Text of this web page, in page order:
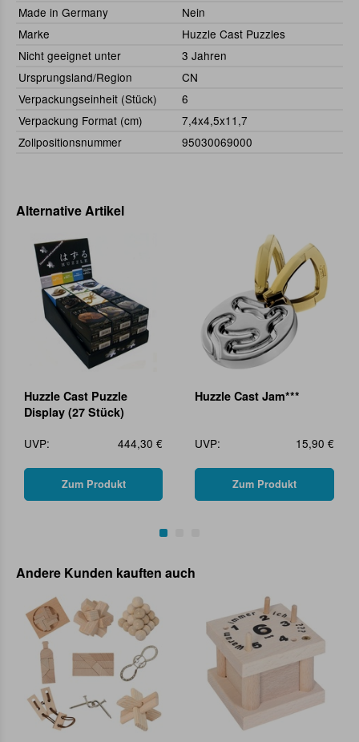
Made in Germany
Nein
Marke
Huzzle Cast Puzzles
Nicht geeignet unter
3 Jahren
Ursprungsland/Region
CN
Verpackungseinheit (Stück)
6
Verpackung Format (cm)
7,4x4,5x11,7
Zollpositionsnummer
95030069000
Alternative Artikel
Huzzle Cast Puzzle
Display (27 Stück)
UVP:
444,30 €
Zum Produkt
Huzzle Cast Jam***
UVP: 15,90 €
Zum Produkt
Andere Kunden kauften auch